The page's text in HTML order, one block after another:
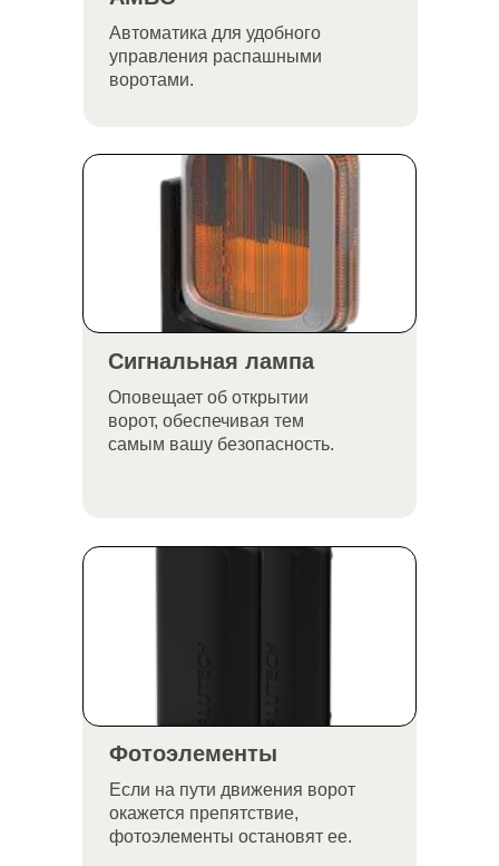
Автоматика для удобного
управления распашными
воротами.
Сигнальная лампа
Оповещает об открытии
ворот, обеспечивая тем
самым вашу безопасность.
Фотоэлементы
Если на пути движения ворот
окажется препятствие,
фотоэлементы остановят ее.
© Oknapeople, 2017-2025
Разработка и продвижение